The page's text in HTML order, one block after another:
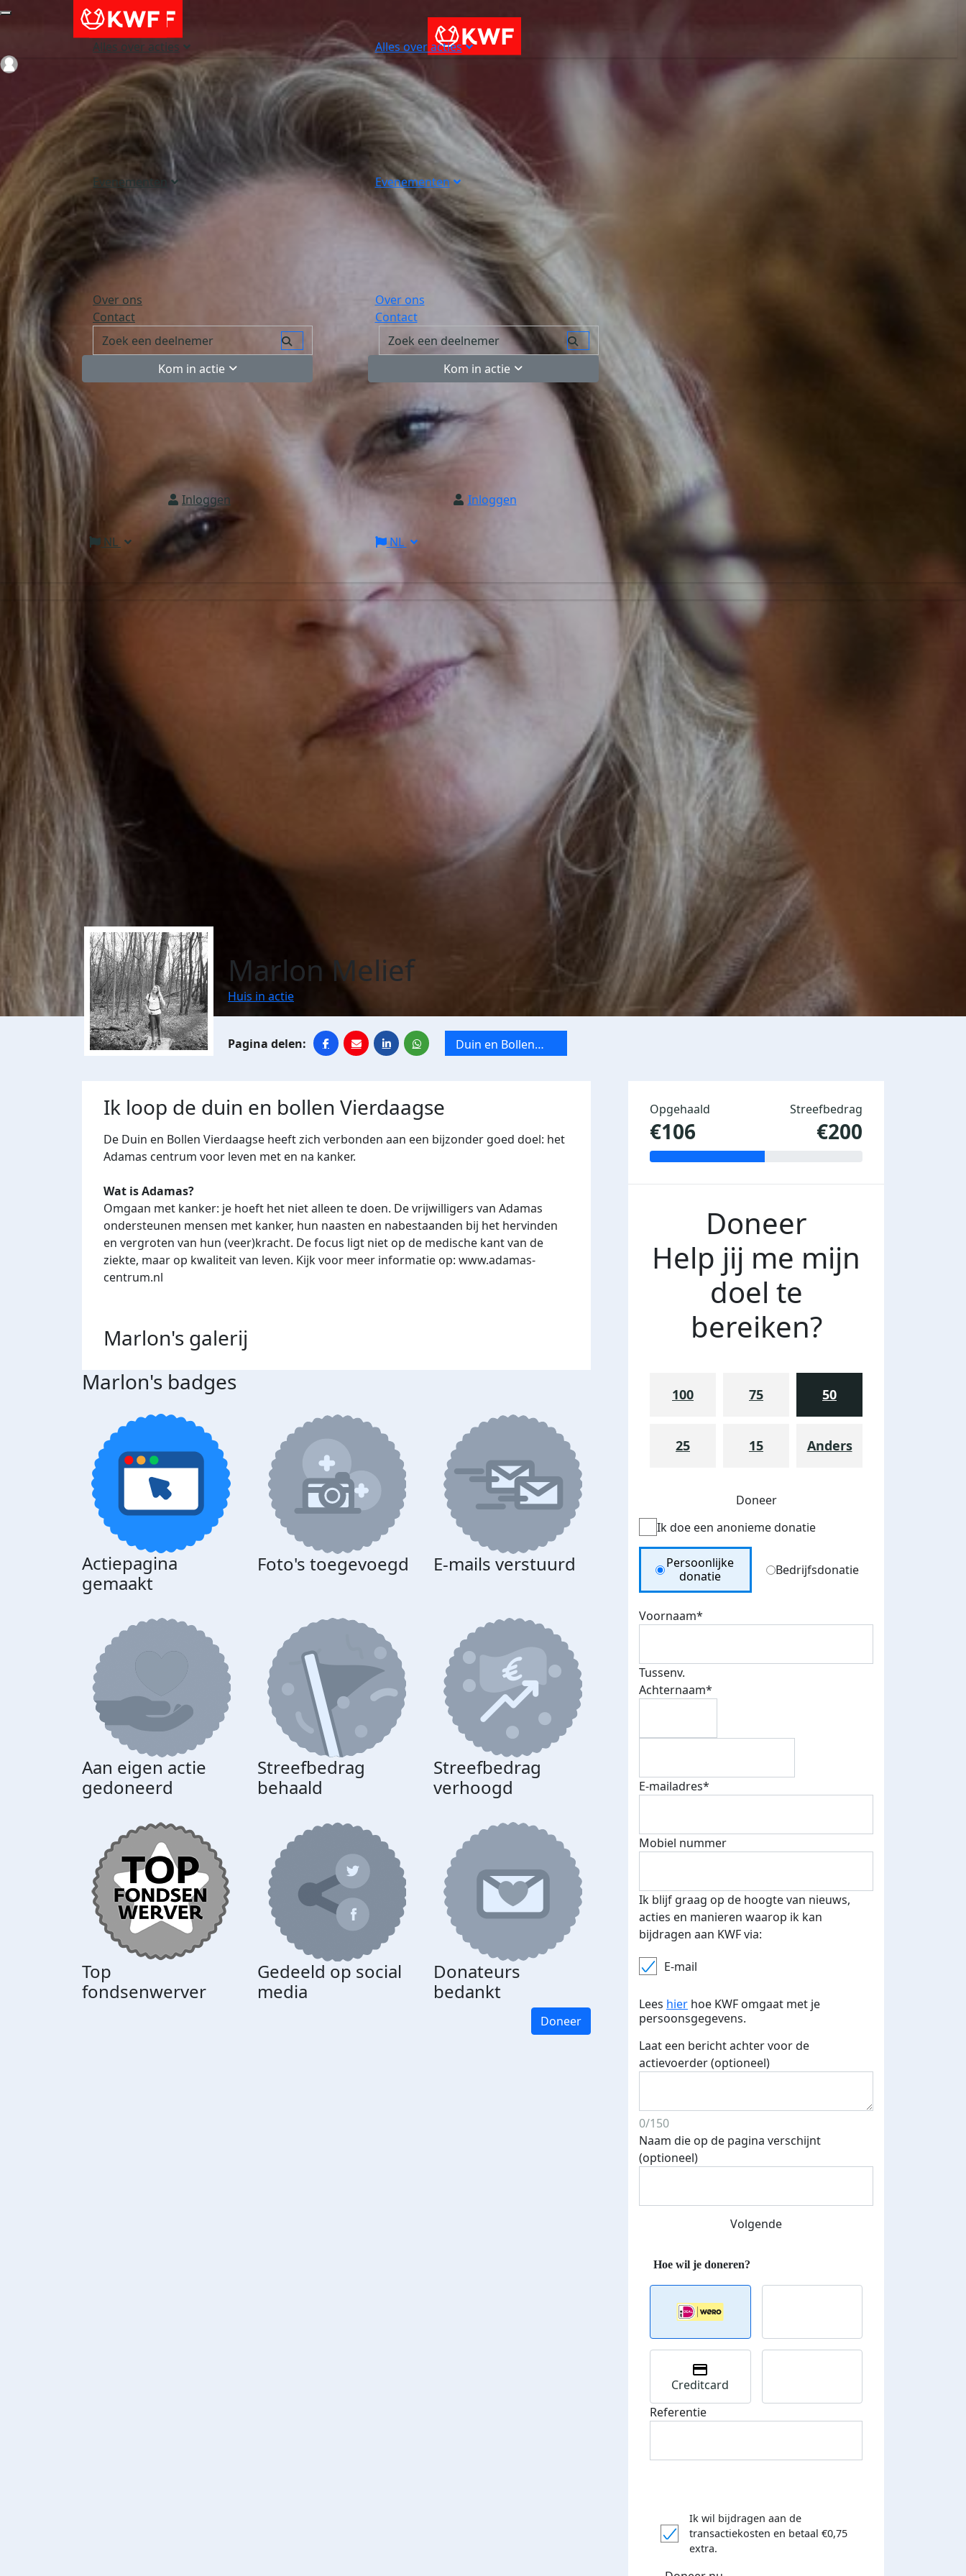
Alles over acties
Evenementen
Over ons
Contact
Kom in actie
Inloggen
NL
Alles over acties
Evenementen
Over ons
Contact
Kom in actie
Inloggen
NL
Marlon Melief
Huis in actie
Duin en Bollen
Vierdaagse
Ik loop de duin en bollen Vierdaagse
De Duin en Bollen Vierdaagse heeft zich verbonden aan een bijzonder goed doel: het
Adamas centrum voor leven met en na kanker.
Wat is Adamas?
Omgaan met kanker: je hoeft het niet alleen te doen. De vrijwilligers van Adamas
ondersteunen mensen met kanker, hun naasten en nabestaanden bij het hervinden
en vergroten van hun (veer)kracht. De focus ligt niet op de medische kant van de
ziekte, maar op kwaliteit van leven. Kijk voor meer informatie op: www.adamas-
centrum.nl
Marlon's galerij
Marlon's badges
Actiepagina
gemaakt
Foto's toegevoegd E-mails verstuurd
Aan eigen actie
gedoneerd
Streefbedrag
behaald
Streefbedrag
verhoogd
Top
fondsenwerver
Gedeeld op social
media
Donateurs
bedankt
Doneer
Opgehaald
€106
Streefbedrag
€200
Doneer
Help jij me mijn
doel te
bereiken?
100 75 50
25 15 Anders
Doneer
Ik doe een anonieme donatie
Donation Type
Persoonlijke
donatie
Bedrijfsdonatie
Voornaam*
Tussenv.
Achternaam*
E-mailadres*
Mobiel nummer
Ik blijf graag op de hoogte van nieuws,
acties en manieren waarop ik kan
bijdragen aan KWF via:
E-mail
Lees hier hoe KWF omgaat met je
persoonsgegevens.
Laat een bericht achter voor de
actievoerder (optioneel)
0/150
Naam die op de pagina verschijnt
(optioneel)
Volgende
Creditcard
Referentie
Ik wil bijdragen aan de
transactiekosten en betaal €0,75
extra.